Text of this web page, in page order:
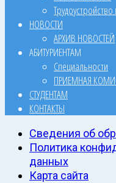
НОВОСТИ
АРХИВ НОВОСТЕЙ
АБИТУРИЕНТАМ
Специальности
ПРИЕМНАЯ
СТУДЕНТАМ
КОНТАКТЫ
Сведения об
Политика
данных
Карта сайта